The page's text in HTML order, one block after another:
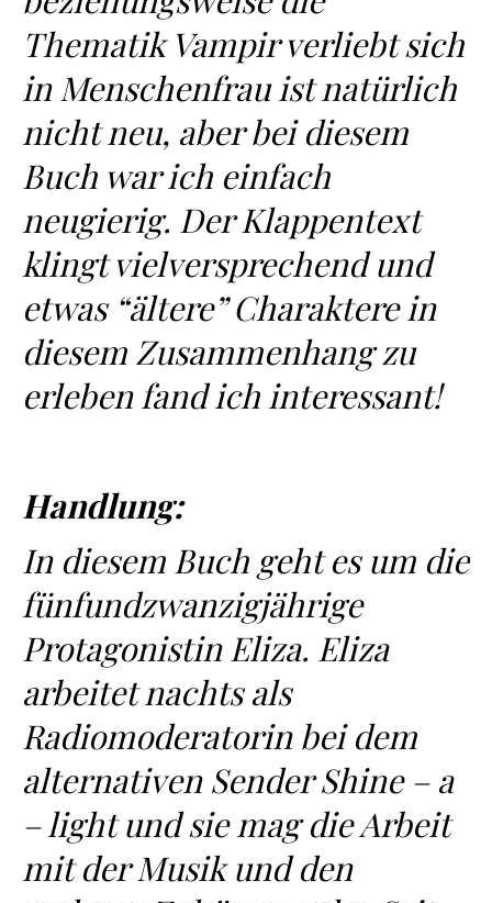
Thematik Vampir verliebt sich
in Menschenfrau ist natürlich
nicht neu, aber bei diesem
Buch war ich einfach
neugierig. Der Klappentext
klingt vielversprechend und
etwas “ältere” Charaktere in
diesem Zusammenhang zu
erleben fand ich interessant!
Handlung:
In diesem Buch geht es um die
fünfundzwanzigjährige
Protagonistin Eliza. Eliza
arbeitet nachts als
Radiomoderatorin bei dem
alternativen Sender Shine – a
– light und sie mag die Arbeit
mit der Musik und den